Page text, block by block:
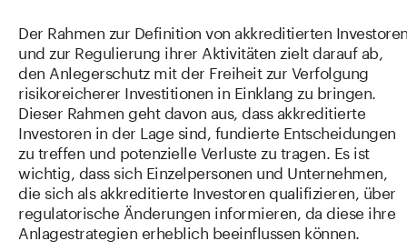
Der Rahmen zur Definition von akkreditierten
und zur Regulierung ihrer Aktivitäten zielt darauf ab,
den Anlegerschutz mit der Freiheit zur Verfolgung
risikoreicherer Investitionen in Einklang zu bringen.
Dieser Rahmen geht davon aus, dass akkreditierte
Investoren in der Lage sind, fundierte Entscheidungen
zu treffen und potenzielle Verluste zu tragen. Es ist
wichtig, dass sich Einzelpersonen und Unternehmen,
die sich als akkreditierte Investoren qualifizieren, über
regulatorische Änderungen informieren, da diese ihre
Anlagestrategien erheblich beeinflussen können.